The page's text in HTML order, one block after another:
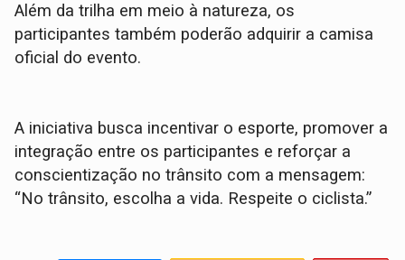
Além da trilha em meio à natureza, os
participantes também poderão adquirir a camisa
oficial do evento.
A iniciativa busca incentivar o esporte, promover a
integração entre os participantes e reforçar a
conscientização no trânsito com a mensagem:
“No trânsito, escolha a vida. Respeite o ciclista.”